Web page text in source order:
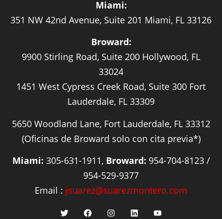
Miami:
351 NW 42nd Avenue, Suite 201 Miami, FL 33126
Broward:
9900 Stirling Road, Suite 200 Hollywood, FL
33024
1451 West Cypress Creek Road, Suite 300 Fort
Lauderdale, FL 33309
5650 Woodland Lane, Fort Lauderdale, FL 33312
(Oficinas de Broward solo con cita previa*)
Miami: 305-631-1911, Broward: 954-704-8123 /
954-529-9377
Email : jsuarez@suarezmontero.com